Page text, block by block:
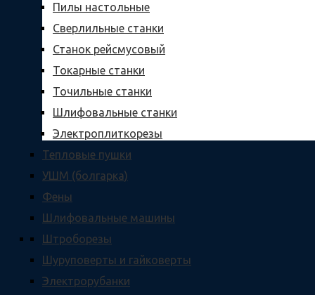
Пилы настольные
Сверлильные станки
Станок рейсмусовый
Токарные станки
Точильные станки
Шлифовальные станки
Электроплиткорезы
Тепловые пушки
УШМ (болгарка)
Фены
Шлифовальные машины
Штроборезы
Шуруповерты и гайковерты
Электрорубанки